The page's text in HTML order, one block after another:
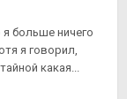
я больше ничего
я говорил,
какая...